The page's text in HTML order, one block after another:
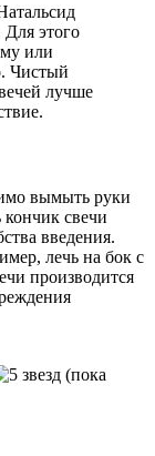
этого
или
Чистый
лучше
вымыть руки
свечи
введения.
лечь на бок с
производится
(пока